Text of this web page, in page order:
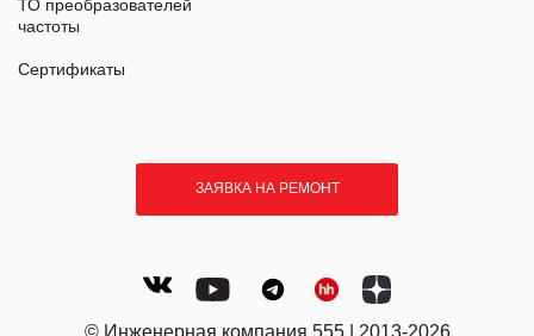
ТО преобразователей
частоты
Сертификаты
ЗАЯВКА НА РЕМОНТ
© Инженерная компания 555 | 2013-2026